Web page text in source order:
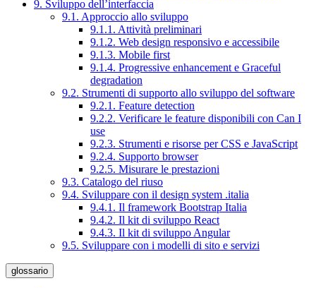
9. Sviluppo dell’interfaccia
9.1. Approccio allo sviluppo
9.1.1. Attività preliminari
9.1.2. Web design responsivo e accessibile
9.1.3. Mobile first
9.1.4. Progressive enhancement e Graceful
degradation
9.2. Strumenti di supporto allo sviluppo del software
9.2.1. Feature detection
9.2.2. Verificare le feature disponibili con Can I
use
9.2.3. Strumenti e risorse per CSS e JavaScript
9.2.4. Supporto browser
9.2.5. Misurare le prestazioni
9.3. Catalogo del riuso
9.4. Sviluppare con il design system .italia
9.4.1. Il framework Bootstrap Italia
9.4.2. Il kit di sviluppo React
9.4.3. Il kit di sviluppo Angular
9.5. Sviluppare con i modelli di sito e servizi
glossario